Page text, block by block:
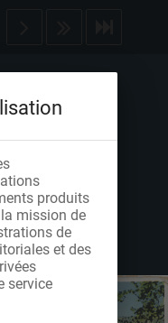
produits
mission de
de
et des
service